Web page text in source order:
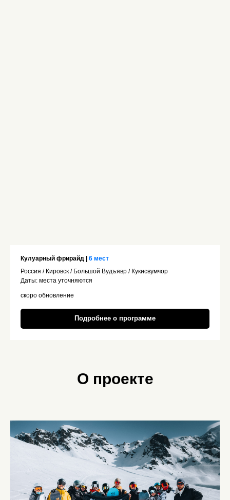
Кулуарный фрирайд | 6 мест
Россия / Кировск / Большой Вудъявр / Кукисвумчор
Даты: места уточняются
скоро обновление
Подробнее о программе
О проекте